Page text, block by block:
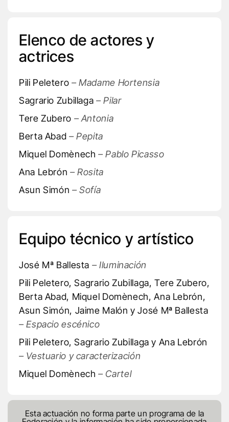
Elenco de actores y
actrices
Pili Peletero – Madame Hortensia
Sagrario Zubillaga – Pilar
Tere Zubero – Antonia
Berta Abad – Pepita
Miquel Domènech – Pablo Picasso
Ana Lebrón – Rosita
Asun Simón – Sofía
Equipo técnico y artístico
José Mª Ballesta – Iluminación
Pili Peletero, Sagrario Zubillaga, Tere Zubero,
Berta Abad, Miquel Domènech, Ana Lebrón,
Asun Simón, Jaime Malón y José Mª Ballesta
– Espacio escénico
Pili Peletero, Sagrario Zubillaga y Ana Lebrón
– Vestuario y caracterización
Miquel Domènech – Cartel
Esta actuación no forma parte un programa de la